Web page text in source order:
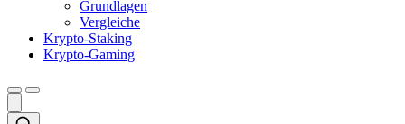
Grundlagen
Vergleiche
Krypto-Staking
Krypto-Gaming